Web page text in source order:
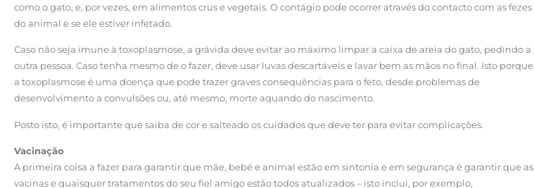
como o gato, e, por vezes, em alimentos crus e vegetais. O contágio pode ocorrer através do contacto com as fezes
do animal e se ele estiver infetado.
Caso não seja imune à toxoplasmose, a grávida deve evitar ao máximo limpar a caixa de areia do gato, pedindo a
outra pessoa. Caso tenha mesmo de o fazer, deve usar luvas descartáveis e lavar bem as mãos no final. Isto porque
a toxoplasmose é uma doença que pode trazer graves consequências para o feto, desde problemas de
desenvolvimento a convulsões ou, até mesmo, morte aquando do nascimento.
Posto isto, é importante que saiba de cor e salteado os cuidados que deve ter para evitar complicações.
Vacinação
A primeira coisa a fazer para garantir que mãe, bebé e animal estão em sintonia e em segurança é garantir que as
vacinas e quaisquer tratamentos do seu fiel amigo estão todos atualizados – isto inclui, por exemplo,